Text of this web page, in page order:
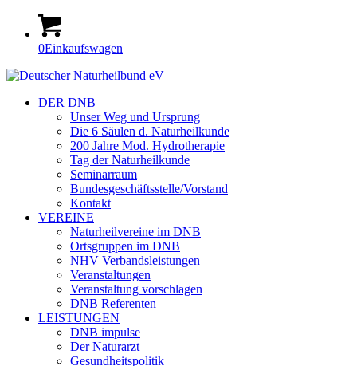
0Einkaufswagen
DER DNB
Unser Weg und Ursprung
Die 6 Säulen d. Naturheilkunde
200 Jahre Mod. Hydrotherapie
Tag der Naturheilkunde
Seminarraum
Bundesgeschäftsstelle/Vorstand
Kontakt
VEREINE
Naturheilvereine im DNB
Ortsgruppen im DNB
NHV Verbandsleistungen
Veranstaltungen
Veranstaltung vorschlagen
DNB Referenten
LEISTUNGEN
DNB impulse
Der Naturarzt
Gesundheitspolitik